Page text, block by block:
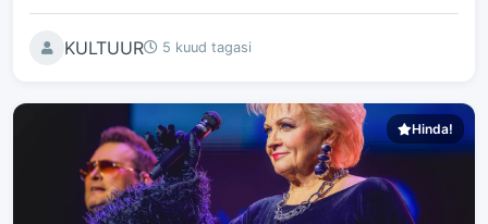
KULTUUR 5 kuud tagasi
Hinda!